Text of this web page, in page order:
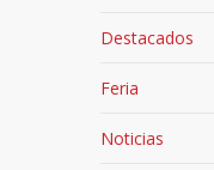
Destacados
Feria
Noticias